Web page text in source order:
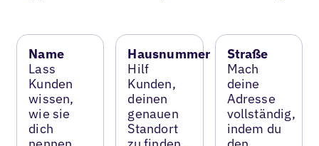
Name
Lass
Kunden
wissen,
wie sie
dich
Hausnummer
Hilf
Kunden,
deinen
genauen
Standort
Straße
Mach
deine
Adresse
vollständig,
indem du